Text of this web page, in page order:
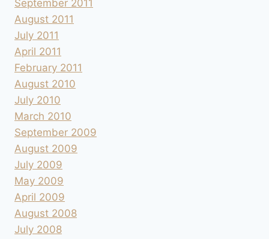
September 2011
August 2011
July 2011
April 2011
February 2011
August 2010
July 2010
March 2010
September 2009
August 2009
July 2009
May 2009
April 2009
August 2008
July 2008